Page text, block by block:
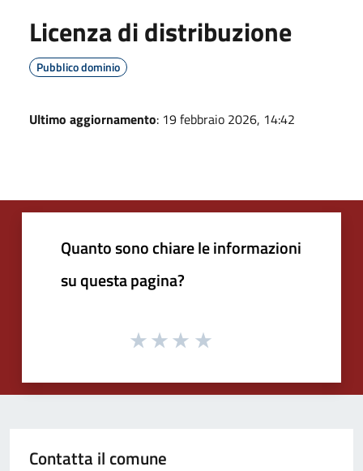
Licenza di distribuzione
Pubblico dominio
Ultimo aggiornamento: 19 febbraio 2026, 14:42
Quanto sono chiare le informazioni
su questa pagina?
Contatta il comune